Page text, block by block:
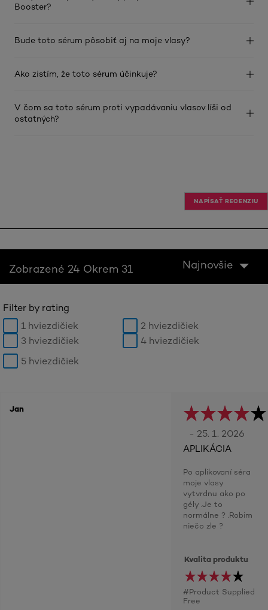
Booster?
Bude toto sérum pôsobiť aj na moje vlasy?
Ako zistím, že toto sérum účinkuje?
V čom sa toto sérum proti vypadávaniu vlasov líši od
ostatných?
NAPÍSAŤ RECENZIU
Zobrazené 24 Okrem 31 Najnovšie
Filter by rating
1 hviezdičiek
2 hviezdičiek
3 hviezdičiek
4 hviezdičiek
5 hviezdičiek
Jan
- 25. 1. 2026
APLIKÁCIA
Po aplikovaní séra
moje vlasy
vytvrdnu ako po
gély .Je to
normálne ? .Robim
niečo zle ?
Kvalita produktu
#Product Supplied
Free